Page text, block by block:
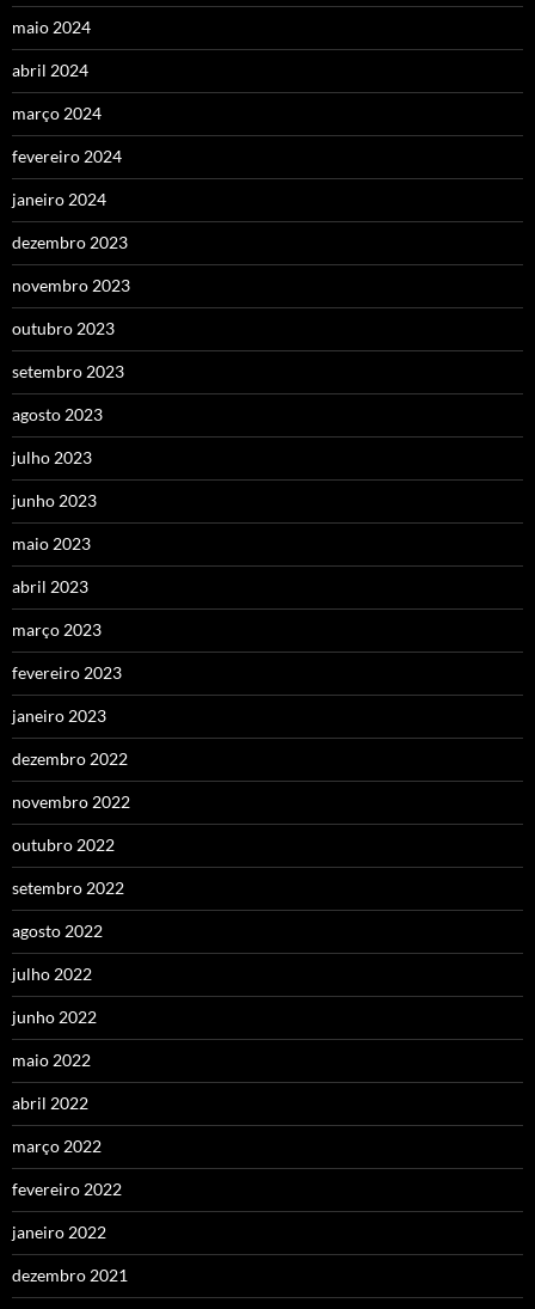
maio 2024
abril 2024
março 2024
fevereiro 2024
janeiro 2024
dezembro 2023
novembro 2023
outubro 2023
setembro 2023
agosto 2023
julho 2023
junho 2023
maio 2023
abril 2023
março 2023
fevereiro 2023
janeiro 2023
dezembro 2022
novembro 2022
outubro 2022
setembro 2022
agosto 2022
julho 2022
junho 2022
maio 2022
abril 2022
março 2022
fevereiro 2022
janeiro 2022
dezembro 2021